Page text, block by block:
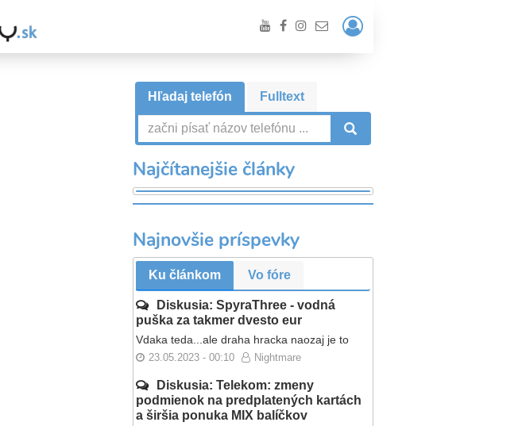
Prihlásiť
/
Registrácia
Hľadaj telefón Fulltext
Najčítanejšie články
Najnovšie príspevky
Ku článkom Vo fóre
Diskusia: SpyraThree - vodná
puška za takmer dvesto eur
Vdaka teda...ale draha hracka naozaj je to
23.05.2023 - 00:10 Nightmare
Diskusia: Telekom: zmeny
podmienok na predplatených kartách
a širšia ponuka MIX balíčkov